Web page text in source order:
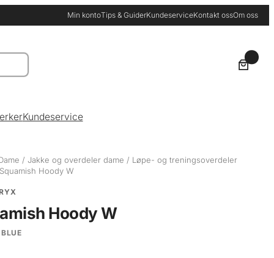
Min kontoTips & GuiderKundeserviceKontakt ossOm oss
Kundeservice
/ Jakke og overdeler dame / Løpe- og treningsoverdeler
Hoody W
Hoody W